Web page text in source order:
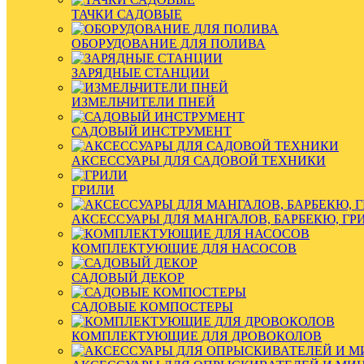
ТАЧКИ САДОВЫЕ
ОБОРУДОВАНИЕ ДЛЯ ПОЛИВА
ЗАРЯДНЫЕ СТАНЦИИ
ИЗМЕЛЬЧИТЕЛИ ПНЕЙ
САДОВЫЙ ИНСТРУМЕНТ
АКСЕССУАРЫ ДЛЯ САДОВОЙ ТЕХНИКИ
ГРИЛИ
АКСЕССУАРЫ ДЛЯ МАНГАЛОВ, БАРБЕКЮ,
КОМПЛЕКТУЮЩИЕ ДЛЯ НАСОСОВ
САДОВЫЙ ДЕКОР
САДОВЫЕ КОМПОСТЕРЫ
КОМПЛЕКТУЮЩИЕ ДЛЯ ДРОВОКОЛОВ